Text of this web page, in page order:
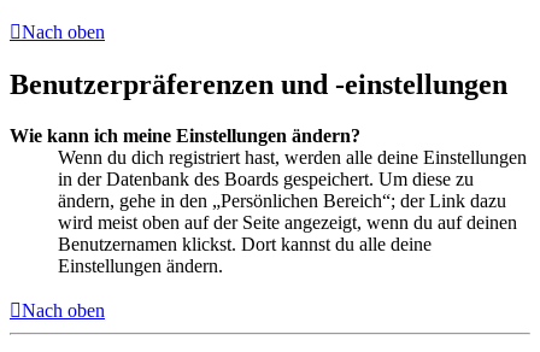
Nach oben
Benutzerpräferenzen und -einstellungen
Wie kann ich meine Einstellungen ändern?
Wenn du dich registriert hast, werden alle deine Einstellungen
in der Datenbank des Boards gespeichert. Um diese zu
ändern, gehe in den „Persönlichen Bereich“; der Link dazu
wird meist oben auf der Seite angezeigt, wenn du auf deinen
Benutzernamen klickst. Dort kannst du alle deine
Einstellungen ändern.
Nach oben